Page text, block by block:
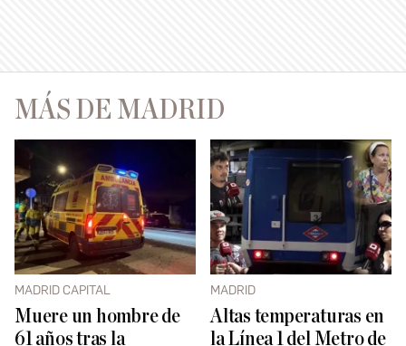
MÁS DE MADRID
MADRID CAPITAL
Muere un hombre de
61 años tras la
MADRID
Altas temperaturas en
la Línea 1 del Metro de